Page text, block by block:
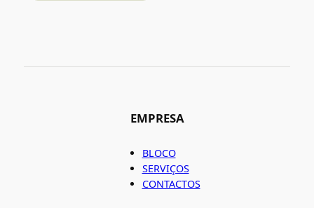
EMPRESA
BLOCO
SERVIÇOS
CONTACTOS